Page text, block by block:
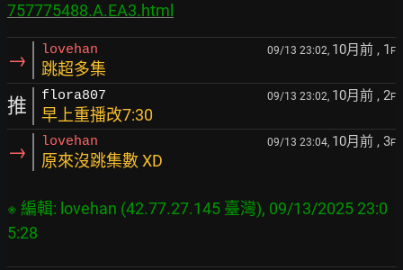
757775488.A.EA3.html
→ lovehan 09/13 23:02, 10月前 , 1 F
跳超多集
推 flora807 09/13 23:02, 10月前 , 2F
早上重播改7:30
→ lovehan 09/13 23:04, 10月前 , 3F
原來沒跳集數 XD
※ 編輯: lovehan (42.77.27.145 臺灣), 09/13/2025 23:0